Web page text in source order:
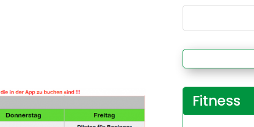
Fitness